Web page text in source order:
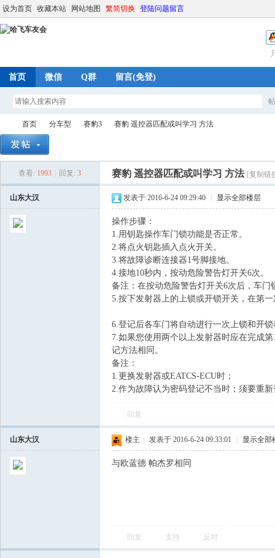
设为首页 收藏本站 网站地图 繁简切换 登陆问题留言
首页 微信 Q群 留言(免登)
首页
›
分车型
›
赛豹3 赛豹 遥控器匹配或叫学习 方法
查看: 1993 回复: 3 赛豹 遥控器匹配或叫学习 方法 [复制链
山东大汉 发表于 2016-6-24 09:29:40 显示全部楼层
操作步骤：
1.用钥匙操作车门锁功能是否正常。
2.将点火钥匙插入点火开关。
3.将故障诊断连接器1号脚接地。
4.接地10秒内，按动危险警告灯开关6次
备注：在按动危险警告灯开关6次后，车
5.按下发射器上的上锁或开锁开关，在第
6.登记后各车门将自动进行一次上锁和开
7.如果您使用两个以上发射器时应在完成
记方法相同。
备注：
1.更换发射器或EATCS-ECU时；
2.作为故障认为密码登记不当时；须要重
回复
山东大汉 楼主 发表于 2016-6-24 09:33:01 显示全部
与欧蓝德 帕杰罗相同
回复 支持 反对